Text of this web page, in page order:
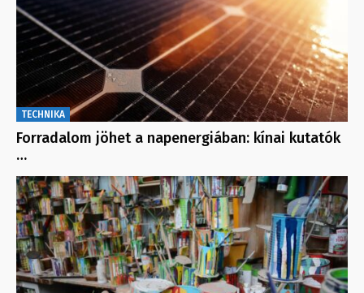
TECHNIKA
Forradalom jöhet a napenergiában: kínai kutatók
…